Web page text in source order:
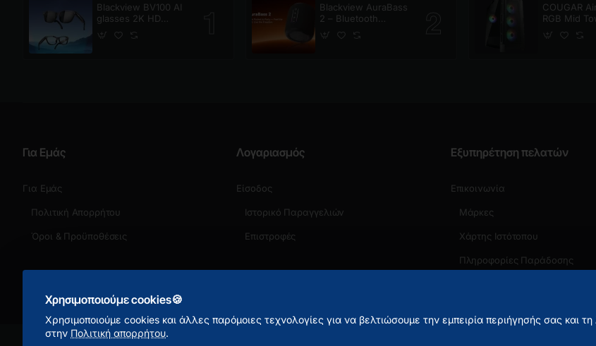
Χρησιμοποιούμε cookies🍪
Χρησιμοποιούμε cookies και άλλες παρόμοιες τεχνολογίες για να βελτιώσουμε την εμπειρία περιήγησής σας και
στην Πολιτική απορρήτου.
Blackview BV100 AI
glasses 2K HD
800W Pixels Smart
Glasses Polarized
Blackview AuraBass
2 – Bluetooth
Speaker
COUGAR
RGB Mid
Case Black
Για Εμάς
Για Εμάς
Πολιτική Απορρήτου
Όροι & Προϋποθέσεις
Λογαριασμός
Είσοδος
Ιστορικό Παραγγελιών
Επιστροφές
Εξυπηρέτηση πελατών
Επικοινωνία
Μάρκες
Χάρτης Ιστότοπου
Πληροφορίες Παράδοσης